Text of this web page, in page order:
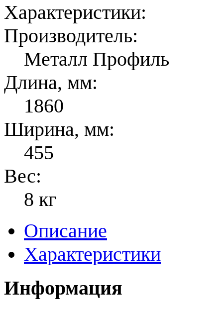
Характеристики:
Производитель:
Металл Профиль
Длина, мм:
1860
Ширина, мм:
455
Вес:
8 кг
Описание
Характеристики
Информация